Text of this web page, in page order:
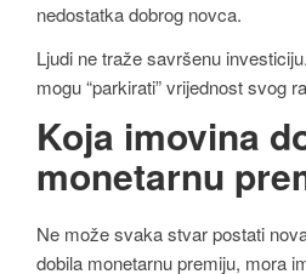
nedostatka dobrog novca.
Ljudi ne traže savršenu
mogu “parkirati” vrijednost svog
Koja imovina
monetarnu
Ne može svaka stvar postati
dobila monetarnu premiju, mora